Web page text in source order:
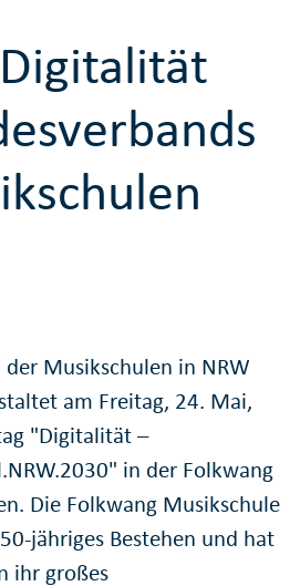
der Musikschulen in NRW
am Freitag, 24. Mai,
"Digitalität –
in der Folkwang
Die Folkwang Musikschule
jähriges Bestehen und hat
ihr großes